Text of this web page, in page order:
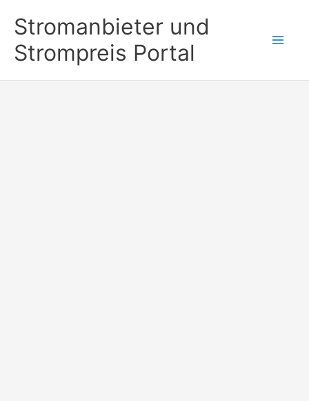
Inhalt
springen
Stromanbieter und
Strompreis Portal